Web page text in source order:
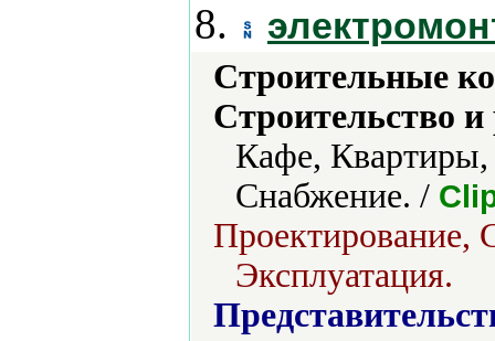
8.
Строительные
Строительство
Кафе,
Снабжение. /
Проектирование,
Эксплуатация.